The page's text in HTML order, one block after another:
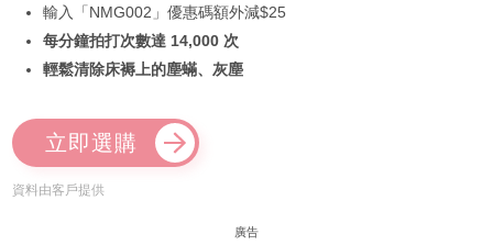
輸入「NMG002」優惠碼額外減$25
每分鐘拍打次數達 14,000 次
輕鬆清除床褥上的塵蟎、灰塵
立即選購
資料由客戶提供
廣告